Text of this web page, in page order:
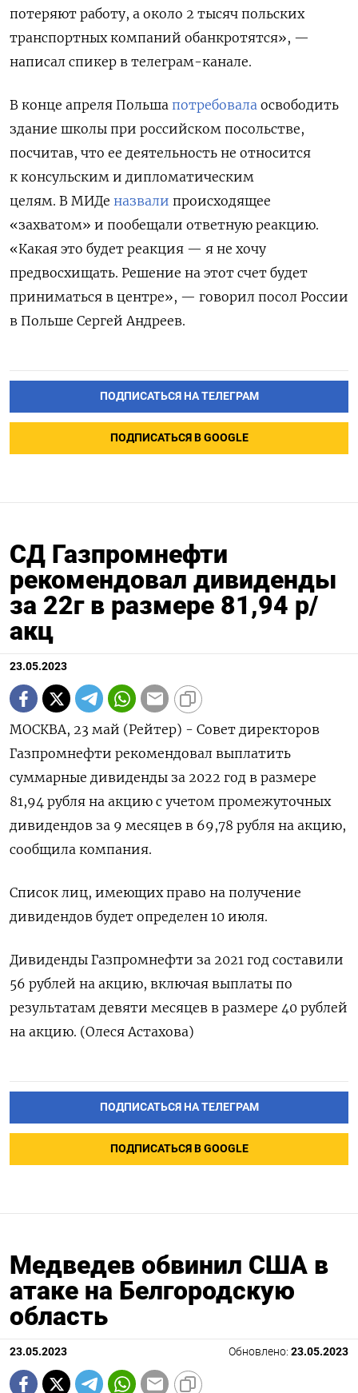
потеряют работу, а около 2 тысяч польских
транспортных компаний обанкротятся», —
написал спикер в телеграм-канале.
В конце апреля Польша потребовала освободить
здание школы при российском посольстве,
посчитав, что ее деятельность не относится
к консульским и дипломатическим
целям. В МИДе назвали происходящее
«захватом» и пообещали ответную реакцию.
«Какая это будет реакция — я не хочу
предвосхищать. Решение на этот счет будет
приниматься в центре», — говорил посол России
в Польше Сергей Андреев.
ПОДПИСАТЬСЯ НА ТЕЛЕГРАМ
ПОДПИСАТЬСЯ В GOOGLE
СД Газпромнефти
рекомендовал дивиденды
за 22г в размере 81,94 р/
акц
23.05.2023
МОСКВА, 23 май (Рейтер) - Совет директоров
Газпромнефти рекомендовал выплатить
суммарные дивиденды за 2022 год в размере
81,94 рубля на акцию с учетом промежуточных
дивидендов за 9 месяцев в 69,78 рубля на акцию,
сообщила компания.
Список лиц, имеющих право на получение
дивидендов будет определен 10 июля.
Дивиденды Газпромнефти за 2021 год составили
56 рублей на акцию, включая выплаты по
результатам девяти месяцев в размере 40 рублей
на акцию. (Олеся Астахова)
ПОДПИСАТЬСЯ НА ТЕЛЕГРАМ
ПОДПИСАТЬСЯ В GOOGLE
Медведев обвинил США в
атаке на Белгородскую
область
23.05.2023 Обновлено: 23.05.2023